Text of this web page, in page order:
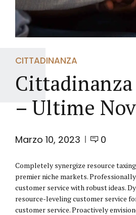
CITTADINANZA
– Ultime
Marzo 10, 2023 0
Completely synergize resource
premier niche markets.
customer service with robust ideas.
resource-leveling customer service
customer service. Proactively